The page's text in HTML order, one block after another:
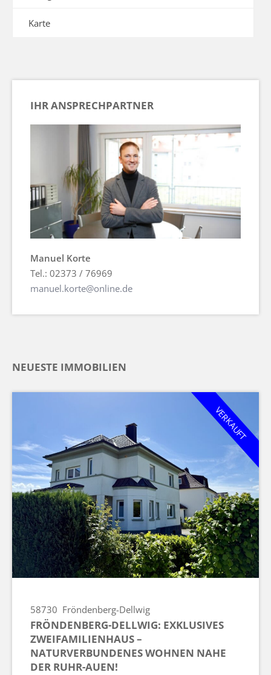
Karte
IHR ANSPRECHPARTNER
Manuel Korte
Tel.: 02373 / 76969
manuel.korte@online.de
NEUESTE IMMOBILIEN
VERKAUFT
58730 Fröndenberg-Dellwig
FRÖNDENBERG-DELLWIG: EXKLUSIVES
ZWEIFAMILIENHAUS –
NATURVERBUNDENES WOHNEN NAHE
DER RUHR-AUEN!